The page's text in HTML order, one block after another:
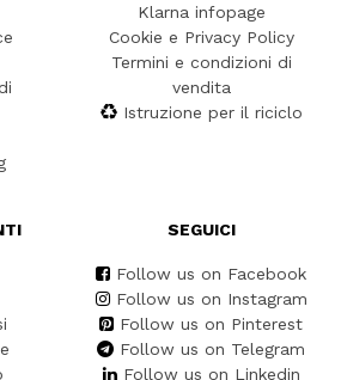
Klarna infopage
Cookie e Privacy Policy
Termini e condizioni di
vendita
Istruzione per il riciclo
SEGUICI
Follow us on Facebook
Follow us on Instagram
Follow us on Pinterest
Follow us on Telegram
Follow us on Linkedin